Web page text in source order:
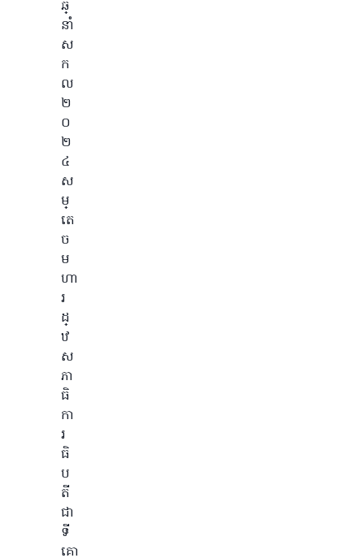
ឆ្
នាំ
ស
ក
ល
២
០
២
៤
ស
ម្
តេ
ច
ម
ហា
រ
ដ្
ឋ
ស
ភា
ធិ
កា
រ
ធិ
ប
តី
ជា
ទី
គោ